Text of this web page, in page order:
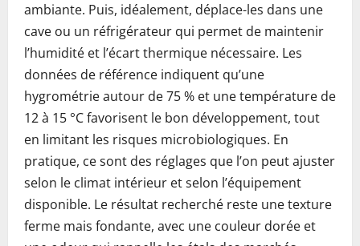
ambiante. Puis, idéalement, déplace-les dans une
cave ou un réfrigérateur qui permet de maintenir
l’humidité et l’écart thermique nécessaire. Les
données de référence indiquent qu’une
hygrométrie autour de 75 % et une température de
12 à 15 °C favorisent le bon développement, tout
en limitant les risques microbiologiques. En
pratique, ce sont des réglages que l’on peut ajuster
selon le climat intérieur et selon l’équipement
disponible. Le résultat recherché reste une texture
ferme mais fondante, avec une couleur dorée et